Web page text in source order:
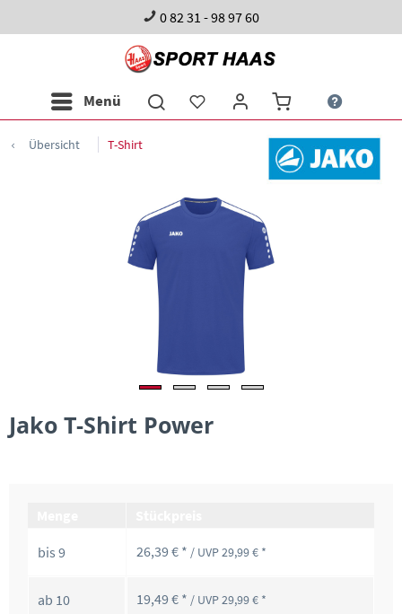
0 82 31 - 98 97 60
Menü
Übersicht T-Shirt
Jako T-Shirt Power
bis 9 26,39 € * / UVP 29,99 € *
ab 10 19,49 € * / UVP 29,99 € *